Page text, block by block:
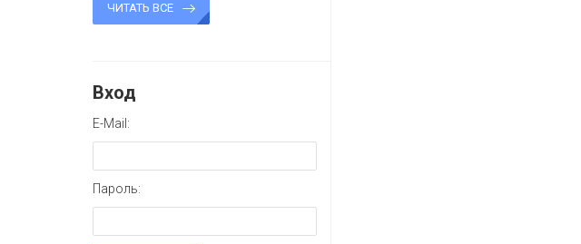
ЧИТАТЬ ВСЕ
Вход
E-Mail:
Пароль: